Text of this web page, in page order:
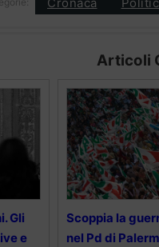
Articoli
Gli
e
Scoppia la
nel Pd di